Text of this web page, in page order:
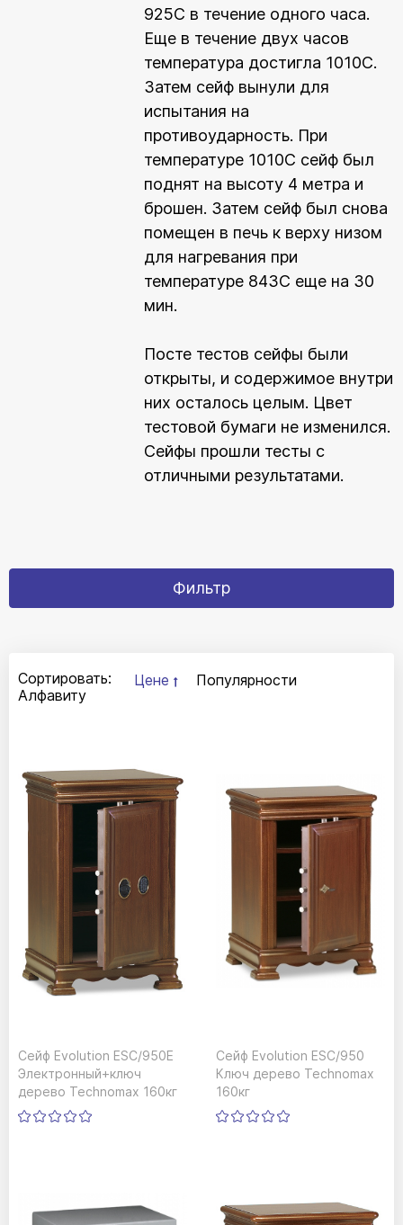
925С в течение одного часа.
Еще в течение двух часов
температура достигла 1010С.
Затем сейф вынули для
испытания на
противоударность. При
температуре 1010С сейф был
поднят на высоту 4 метра и
брошен. Затем сейф был снова
помещен в печь к верху низом
для нагревания при
температуре 843С еще на 30
мин.
Посте тестов сейфы были
открыты, и содержимое внутри
них осталось целым. Цвет
тестовой бумаги не изменился.
Сейфы прошли тесты с
отличными результатами.
Фильтр
Сортировать: Цене
Популярности
Алфавиту
Сейф Evolution ESC/950E
Электронный+ключ
дерево Technomax 160кг
Сейф Evolution ESC/950
Ключ дерево Technomax
160кг